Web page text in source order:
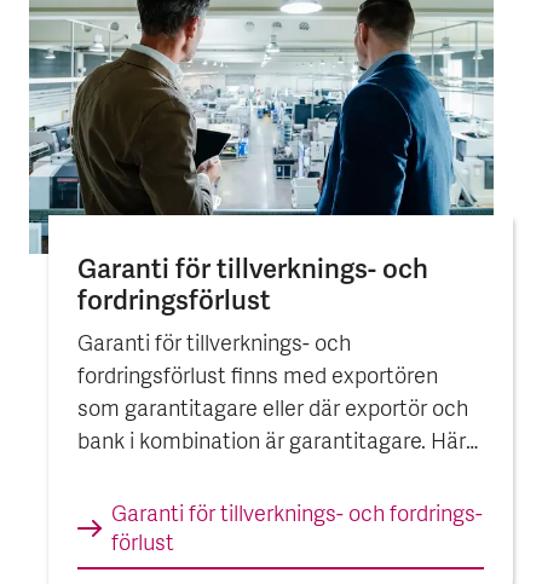
Garanti för tillverknings- och
fordrings­förlust
Garanti för tillverknings- och
fordringsförlust finns med exportören
som garantitagare eller där exportör och
bank i kombination är garantitagare. Här
garantitagare.
Garanti för tillverknings- och fordrings­
förlust